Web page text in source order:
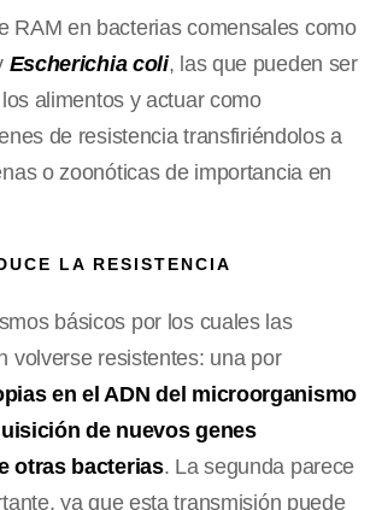
RAM en bacterias comensales como
Escherichia coli, las que pueden ser
alimentos y actuar como
de resistencia transfiriéndolos a
o zoonóticas de importancia en
LA RESISTENCIA
básicos por los cuales las
volverse resistentes: una por
en el ADN del microorganismo
de nuevos genes
otras bacterias. La segunda parece
ya que esta transmisión puede